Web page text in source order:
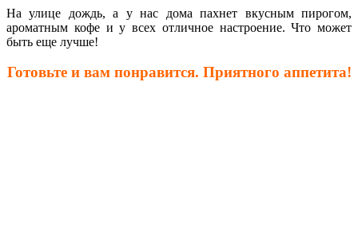
На улице дождь, а у нас дома пахнет вкусным пирогом,
ароматным кофе и у всех отличное настроение. Что может
быть еще лучше!
Готовьте и вам понравится. Приятного аппетита!